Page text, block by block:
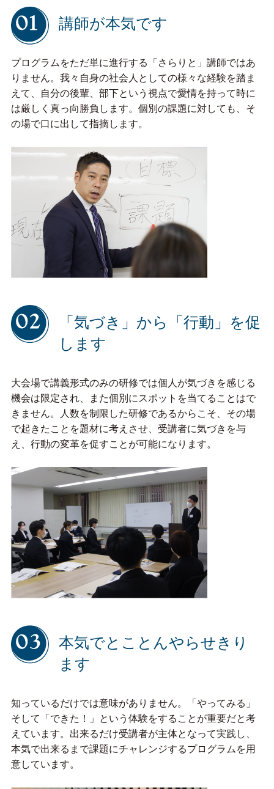
講師が本気です
プログラムをただ単に進行する「さらりと」講師ではあ
りません。我々自身の社会人としての様々な経験を踏ま
えて、自分の後輩、部下という視点で愛情を持って時に
は厳しく真っ向勝負します。個別の課題に対しても、そ
の場で口に出して指摘します。
「気づき」から「行動」を促
します
大会場で講義形式のみの研修では個人が気づきを感じる
機会は限定され、また個別にスポットを当てることはで
きません。人数を制限した研修であるからこそ、その場
で起きたことを題材に考えさせ、受講者に気づきを与
え、行動の変革を促すことが可能になります。
本気でとことんやらせきり
ます
知っているだけでは意味がありません。「やってみる」
そして「できた！」という体験をすることが重要だと考
えています。出来るだけ受講者が主体となって実践し、
本気で出来るまで課題にチャレンジするプログラムを用
意しています。